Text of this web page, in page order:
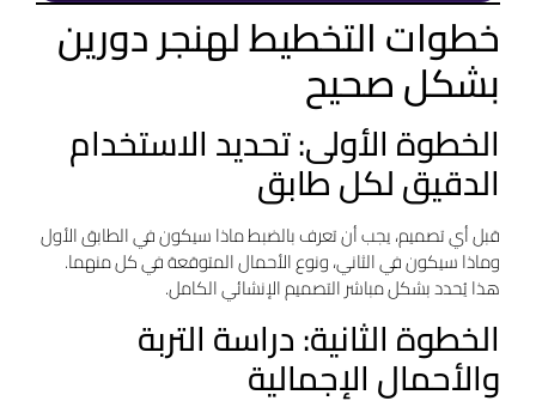
خطوات التخطيط لهنجر دورين
بشكل صحيح
الخطوة الأولى: تحديد الاستخدام
الدقيق لكل طابق
قبل أي تصميم، يجب أن تعرف بالضبط ماذا سيكون في الطابق الأول
وماذا سيكون في الثاني، ونوع الأحمال المتوقعة في كل منهما.
هذا يُحدد بشكل مباشر التصميم الإنشائي الكامل.
الخطوة الثانية: دراسة التربة
والأحمال الإجمالية